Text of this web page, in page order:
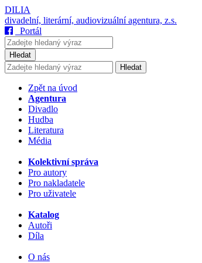
DILIA
divadelní, literární, audiovizuální agentura, z.s.
Portál
Hledat
Hledat
Zpět na úvod
Agentura
Divadlo
Hudba
Literatura
Média
Kolektivní správa
Pro autory
Pro nakladatele
Pro uživatele
Katalog
Autoři
Díla
O nás